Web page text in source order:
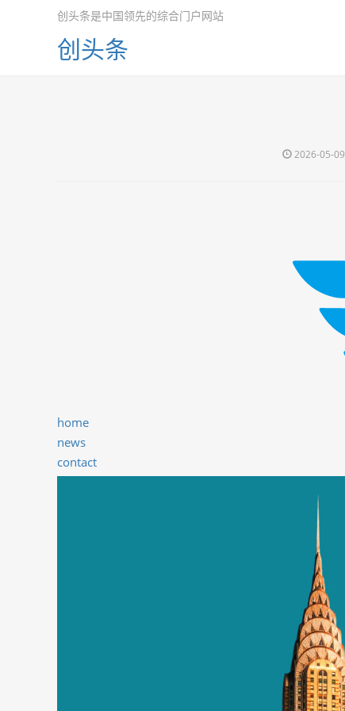
创头条是中国领先的综合门户网站
创头条
2026-05-09
home
news
contact